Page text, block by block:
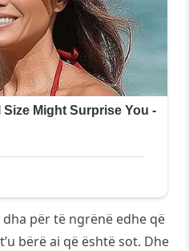
për të ngrënë edhe që
bërë ai që është sot. Dhe